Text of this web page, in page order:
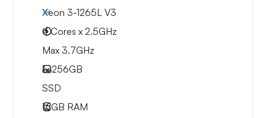
Xeon 3-1265L V3
4 Cores x 2.5GHz
Max 3.7GHz
1x256GB
SSD
16GB RAM